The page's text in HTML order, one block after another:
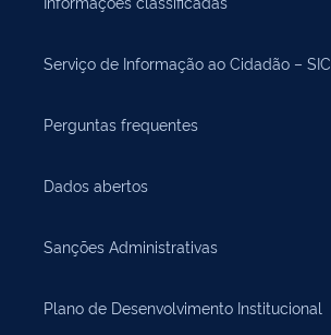
Serviço de Informação ao Cidadão – SIC
Perguntas frequentes
Dados abertos
Sanções Administrativas
Plano de Desenvolvimento Institucional